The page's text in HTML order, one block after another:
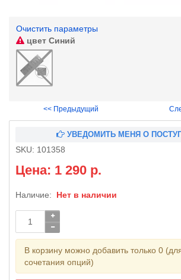
Очистить параметры
цвет Синий
<< Предыдущий
УВЕДОМИТЬ МЕНЯ О
SKU: 101358
Цена: 1 290 р.
Наличие: Нет в наличии
В корзину можно добавить только 0
сочетания опций)